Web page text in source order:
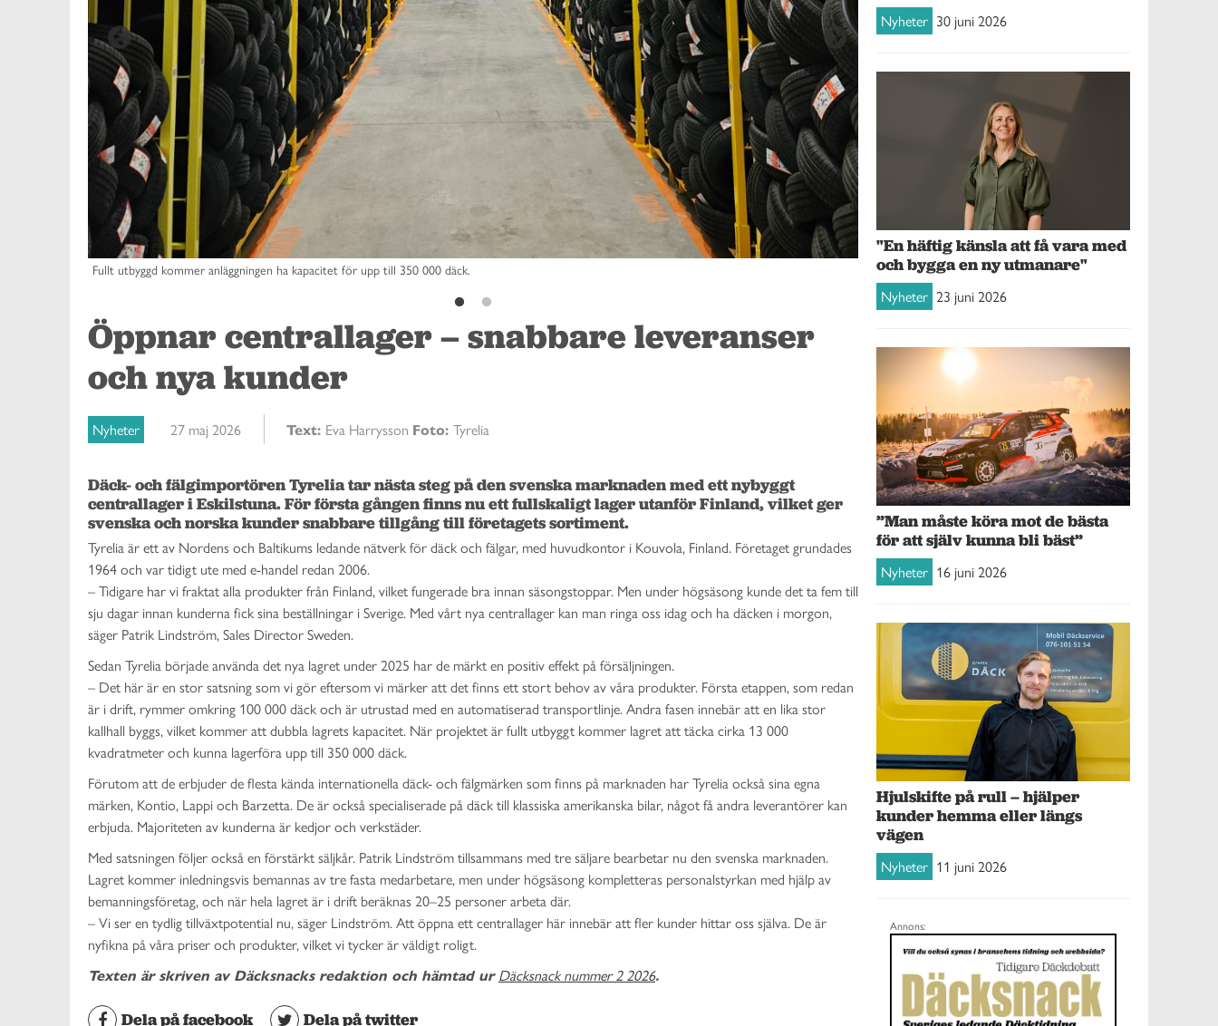
Fullt utbyggd kommer anläggningen ha kapacitet för upp till 350 000 däck. Lagret är utrustat med en automatiserad transportlinje.
Öppnar centrallager – snabbare leveranser
och nya kunder
Nyheter 27 maj 2026 Text: Eva Harrysson Foto: Tyrelia
Däck- och fälgimportören Tyrelia tar nästa steg på den svenska marknaden med ett nybyggt
centrallager i Eskilstuna. För första gången finns nu ett fullskaligt lager utanför Finland, vilket ger
svenska och norska kunder snabbare tillgång till företagets sortiment.
Tyrelia är ett av Nordens och Baltikums ledande nätverk för däck och fälgar, med huvudkontor i Kouvola, Finland. Företaget grundades
1964 och var tidigt ute med e-handel redan 2006.
– Tidigare har vi fraktat alla produkter från Finland, vilket fungerade bra innan säsongstoppar. Men under högsäsong kunde det ta fem till
sju dagar innan kunderna fick sina beställningar i Sverige. Med vårt nya centrallager kan man ringa oss idag och ha däcken i morgon,
säger Patrik Lindström, Sales Director Sweden.
Sedan Tyrelia började använda det nya lagret under 2025 har de märkt en positiv effekt på försäljningen.
– Det här är en stor satsning som vi gör eftersom vi märker att det finns ett stort behov av våra produkter. Första etappen, som redan
är i drift, rymmer omkring 100 000 däck och är utrustad med en automatiserad transportlinje. Andra fasen innebär att en lika stor
kallhall byggs, vilket kommer att dubbla lagrets kapacitet. När projektet är fullt utbyggt kommer lagret att täcka cirka 13 000
kvadratmeter och kunna lagerföra upp till 350 000 däck.
Förutom att de erbjuder de flesta kända internationella däck- och fälgmärken som finns på marknaden har Tyrelia också sina egna
märken, Kontio, Lappi och Barzetta. De är också specialiserade på däck till klassiska amerikanska bilar, något få andra leverantörer kan
erbjuda. Majoriteten av kunderna är kedjor och verkstäder.
Med satsningen följer också en förstärkt säljkår. Patrik Lindström tillsammans med tre säljare bearbetar nu den svenska marknaden.
Lagret kommer inledningsvis bemannas av tre fasta medarbetare, men under högsäsong kompletteras personalstyrkan med hjälp av
bemanningsföretag, och när hela lagret är i drift beräknas 20–25 personer arbeta där.
– Vi ser en tydlig tillväxtpotential nu, säger Lindström. Att öppna ett centrallager här innebär att fler kunder hittar oss själva. De är
nyfikna på våra priser och produkter, vilket vi tycker är väldigt roligt.
Texten är skriven av Däcksnacks redaktion och hämtad ur Däcksnack nummer 2 2026.
Dela på facebook Dela på twitter
Nyheter 30 juni 2026
"En häftig känsla att få vara med
och bygga en ny utmanare"
Nyheter 23 juni 2026
”Man måste köra mot de bästa
för att själv kunna bli bäst”
Nyheter 16 juni 2026
Hjulskifte på rull – hjälper
kunder hemma eller längs
vägen
Nyheter 11 juni 2026
Annons: